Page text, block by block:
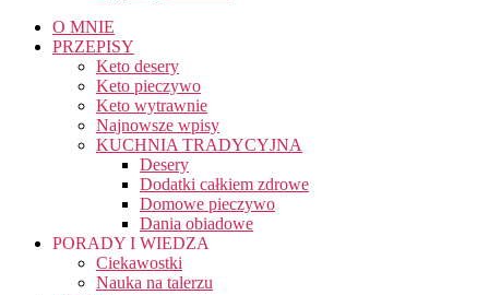
O MNIE
PRZEPISY
Keto desery
Keto pieczywo
Keto wytrawnie
Najnowsze wpisy
KUCHNIA TRADYCYJNA
Desery
Dodatki całkiem zdrowe
Domowe pieczywo
Dania obiadowe
PORADY I WIEDZA
Ciekawostki
Nauka na talerzu